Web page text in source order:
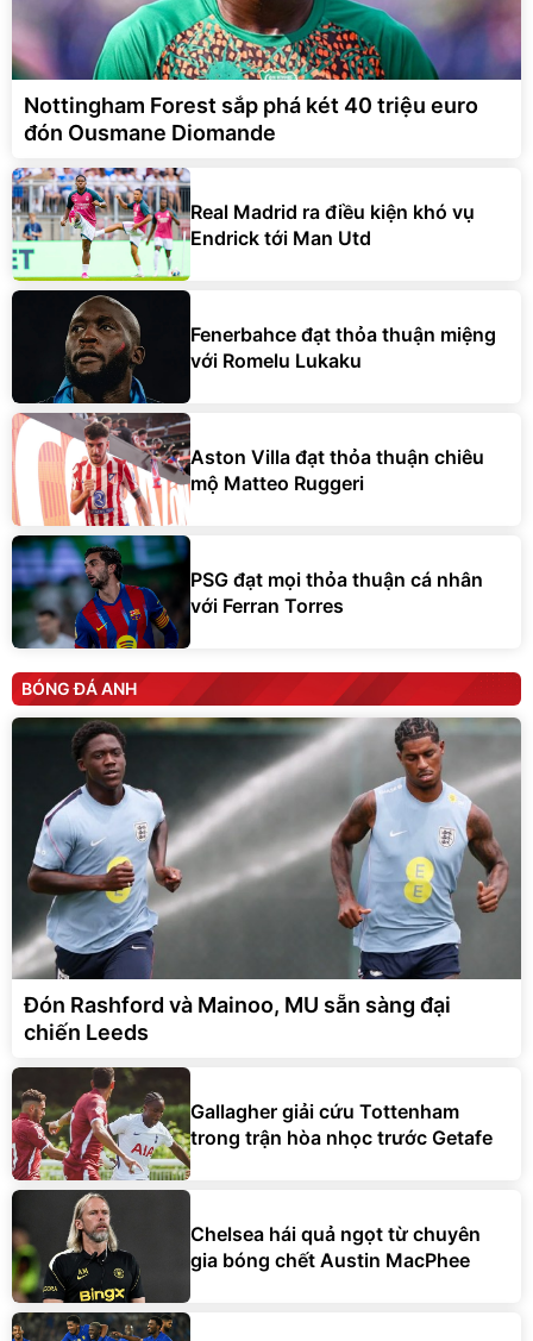
Nottingham Forest sắp phá két 40 triệu euro
đón Ousmane Diomande
Real Madrid ra điều kiện khó vụ
Endrick tới Man Utd
Fenerbahce đạt thỏa thuận miệng
với Romelu Lukaku
Aston Villa đạt thỏa thuận chiêu
mộ Matteo Ruggeri
PSG đạt mọi thỏa thuận cá nhân
với Ferran Torres
BÓNG ĐÁ ANH
Đón Rashford và Mainoo, MU sẵn sàng đại
chiến Leeds
Gallagher giải cứu Tottenham
trong trận hòa nhọc trước Getafe
Chelsea hái quả ngọt từ chuyên
gia bóng chết Austin MacPhee